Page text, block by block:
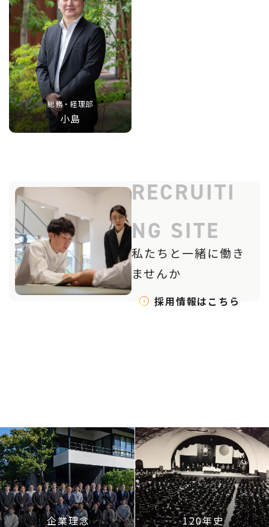
総務・経理部
小島
RECRUITI
NG SITE
私たちと一緒に働き
ませんか
採用情報はこちら
企業理念 120年史